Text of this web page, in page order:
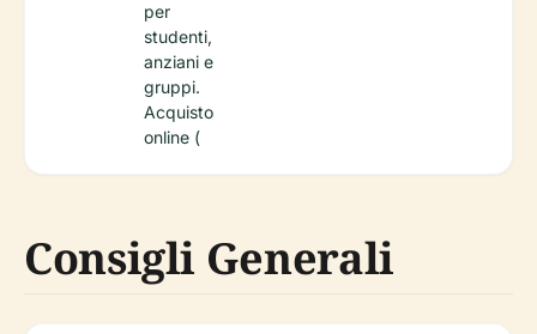
per
studenti,
anziani e
gruppi.
Acquisto
online (
Consigli Generali